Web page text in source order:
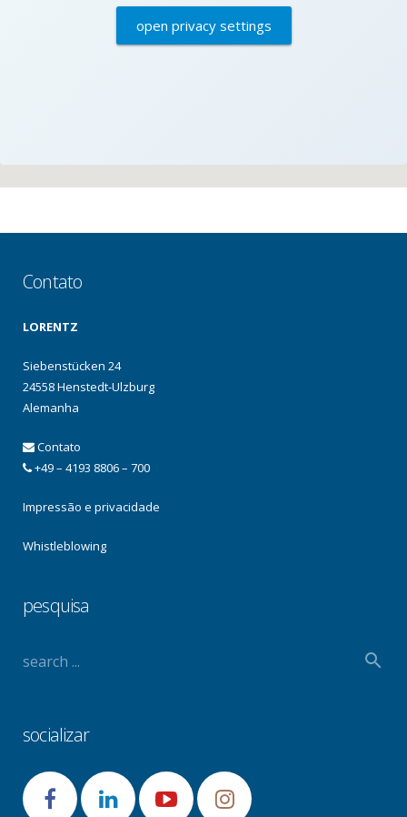
open privacy settings
Contato
LORENTZ
Siebenstücken 24
24558 Henstedt-Ulzburg
Alemanha
Contato
+49 – 4193 8806 – 700
Impressão e privacidade
Whistleblowing
pesquisa
socializar